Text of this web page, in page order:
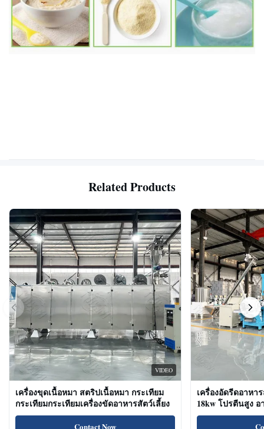
Related Products
VIDEO
เครื่องขุดเนื้อหมา สตริปเนื้อหมา กระเทียม
กระเทียมกระเทียมเครื่องขัดอาหารสัตว์เลี้ยง
Contact Now
เครื่องอัดรีดอาหา
18kw โปรตีนสูง
ขนมแมว